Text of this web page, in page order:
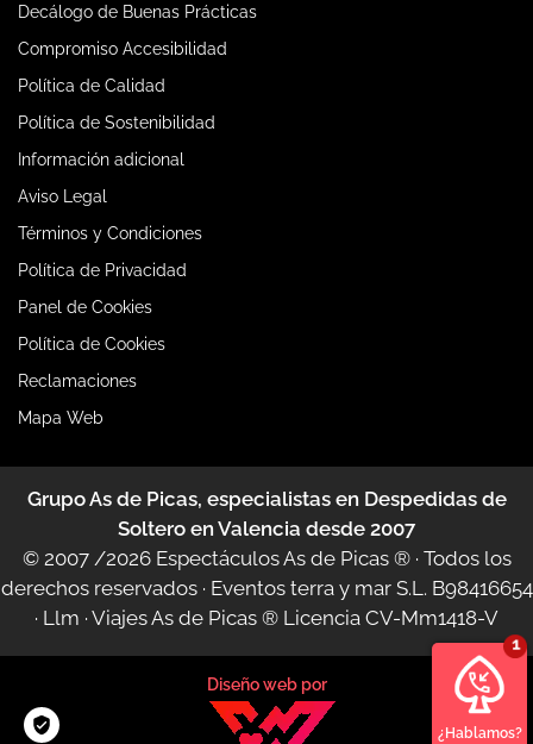
Decálogo de Buenas Prácticas
Compromiso Accesibilidad
Política de Calidad
Política de Sostenibilidad
Información adicional
Aviso Legal
Términos y Condiciones
Política de Privacidad
Panel de Cookies
Política de Cookies
Reclamaciones
Mapa Web
Grupo As de Picas, especialistas en Despedidas de
Soltero en Valencia desde 2007
© 2007 /2026 Espectáculos As de Picas ®· Todos los
derechos reservados · Eventos terra y mar S.L. B98416654
· Llm · Viajes As de Picas ® Licencia CV-Mm1418-V
Diseño web por
¿Hablamos?